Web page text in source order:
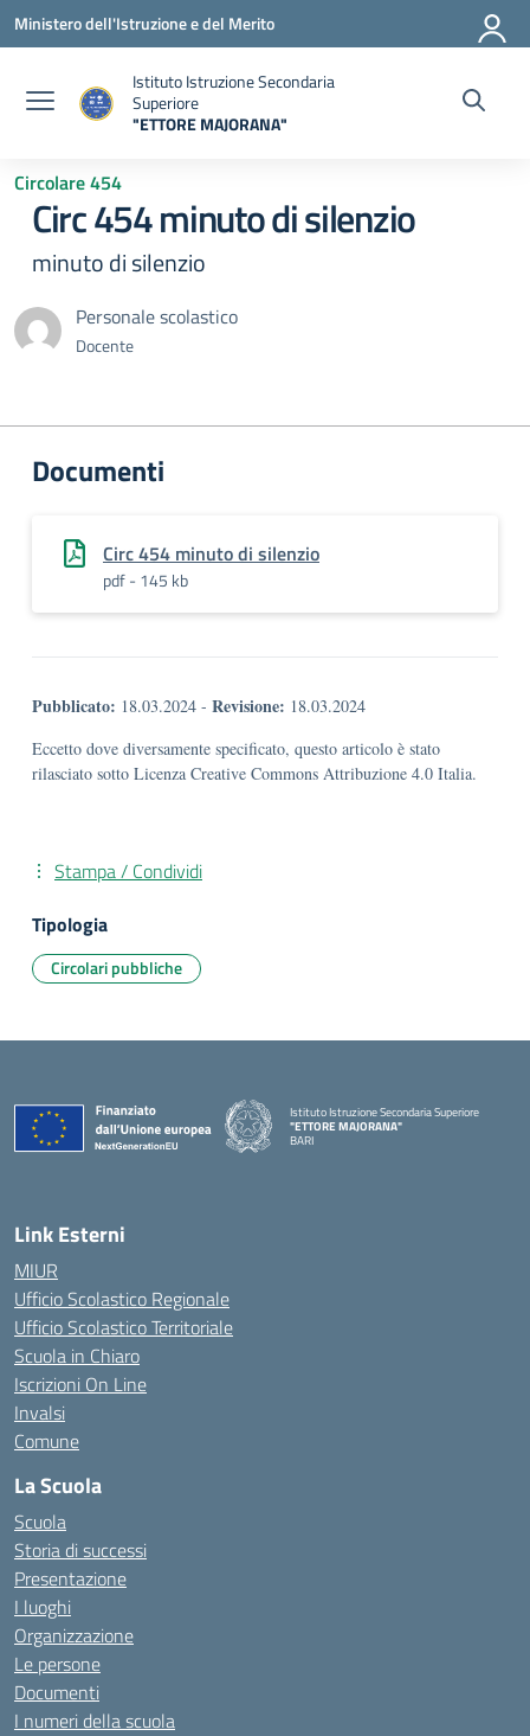
Vai ai contenuti
Vai al menu di navigazione
Vai al footer
Ministero dell'Istruzione e del Merito
Istituto Istruzione Secondaria
Superiore
"ETTORE MAJORANA"
Circolare 454
Circ 454 minuto di silenzio
minuto di silenzio
Personale scolastico
Docente
Documenti
Circ 454 minuto di silenzio
pdf - 145 kb
Pubblicato: 18.03.2024 - Revisione: 18.03.2024
Eccetto dove diversamente specificato, questo articolo è stato
rilasciato sotto Licenza Creative Commons Attribuzione 4.0 Italia.
Stampa / Condividi
Tipologia
Circolari pubbliche
Istituto Istruzione Secondaria Superiore
"ETTORE MAJORANA"
BARI
Link Esterni
MIUR
Ufficio Scolastico Regionale
Ufficio Scolastico Territoriale
Scuola in Chiaro
Iscrizioni On Line
Invalsi
Comune
La Scuola
Scuola
Storia di successi
Presentazione
I luoghi
Organizzazione
Le persone
Documenti
I numeri della scuola